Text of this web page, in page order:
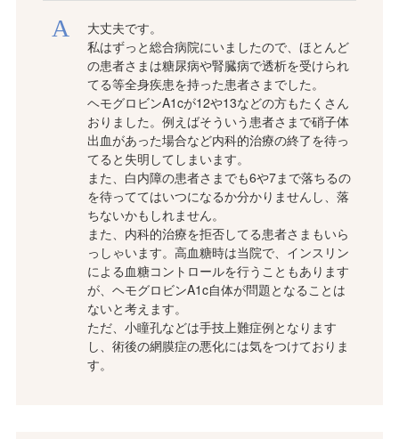
大丈夫です。
私はずっと総合病院にいましたので、ほとんど
の患者さまは糖尿病や腎臓病で透析を受けられ
てる等全身疾患を持った患者さまでした。
ヘモグロビンA1cが12や13などの方もたくさん
おりました。例えばそういう患者さまで硝子体
出血があった場合など内科的治療の終了を待っ
てると失明してしまいます。
また、白内障の患者さまでも6や7まで落ちるの
を待っててはいつになるか分かりませんし、落
ちないかもしれません。
また、内科的治療を拒否してる患者さまもいら
っしゃいます。高血糖時は当院で、インスリン
による血糖コントロールを行うこともあります
が、ヘモグロビンA1c自体が問題となることは
ないと考えます。
ただ、小瞳孔などは手技上難症例となります
し、術後の網膜症の悪化には気をつけておりま
す。